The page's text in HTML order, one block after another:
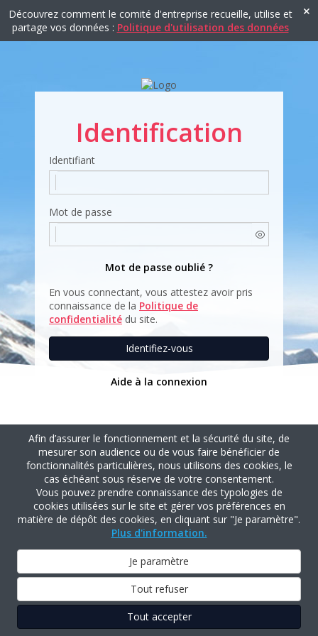
Afin d’assurer le fonctionnement et la sécurité du site, de
mesurer son audience ou de vous faire bénéficier de
fonctionnalités particulières, nous utilisons des cookies, le
cas échéant sous réserve de votre consentement.
Vous pouvez prendre connaissance des typologies de
cookies utilisées sur le site et gérer vos préférences en
matière de dépôt des cookies, en cliquant sur "Je paramètre".
Plus d'information.
Je paramètre
Tout refuser
Tout accepter
Découvrez comment le comité d'entreprise recueille, utilise et
partage vos données : Politique d'utilisation des données
Identification
Identifiant
Mot de passe
Mot de passe oublié ?
En vous connectant, vous attestez avoir pris
connaissance de la Politique de
confidentialité du site.
Identifiez-vous
Aide à la connexion